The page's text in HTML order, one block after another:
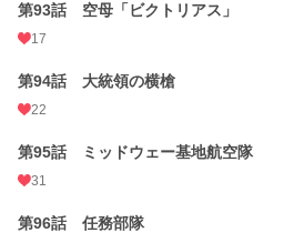
第93話 空母「ビクトリアス」
17
第94話 大統領の横槍
22
第95話 ミッドウェー基地航空隊
31
第96話 任務部隊